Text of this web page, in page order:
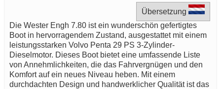
Übersetzung
Die Wester Engh 7.80 ist ein wunderschön gefertigtes
Boot in hervorragendem Zustand, ausgestattet mit einem
leistungsstarken Volvo Penta 29 PS 3-Zylinder-
Dieselmotor. Dieses Boot bietet eine umfassende Liste
von Annehmlichkeiten, die das Fahrvergnügen und den
Komfort auf ein neues Niveau heben. Mit einem
durchdachten Design und handwerklicher Qualität ist das